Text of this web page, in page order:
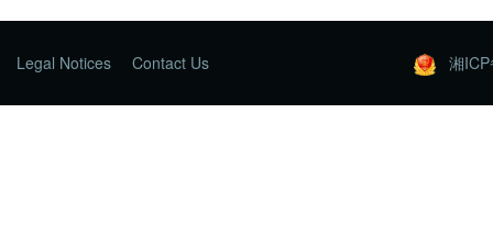
Legal Notices Contact Us 湘